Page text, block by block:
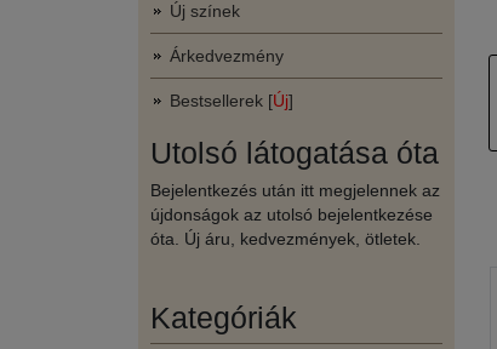
Új színek
Árkedvezmény
Bestsellerek [Új]
Utolsó látogatása óta
Bejelentkezés után itt megjelennek az
újdonságok az utolsó bejelentkezése
óta. Új áru, kedvezmények, ötletek.
Kategóriák